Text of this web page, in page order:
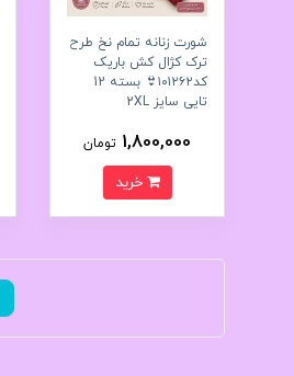
شورت زنانه تمام نخ طرح
ترک کژال کش باریک
کد۱۰۱۲۶۲👙 بسته 12
تایی سایز 2XL
1,800,000 تومان
خرید